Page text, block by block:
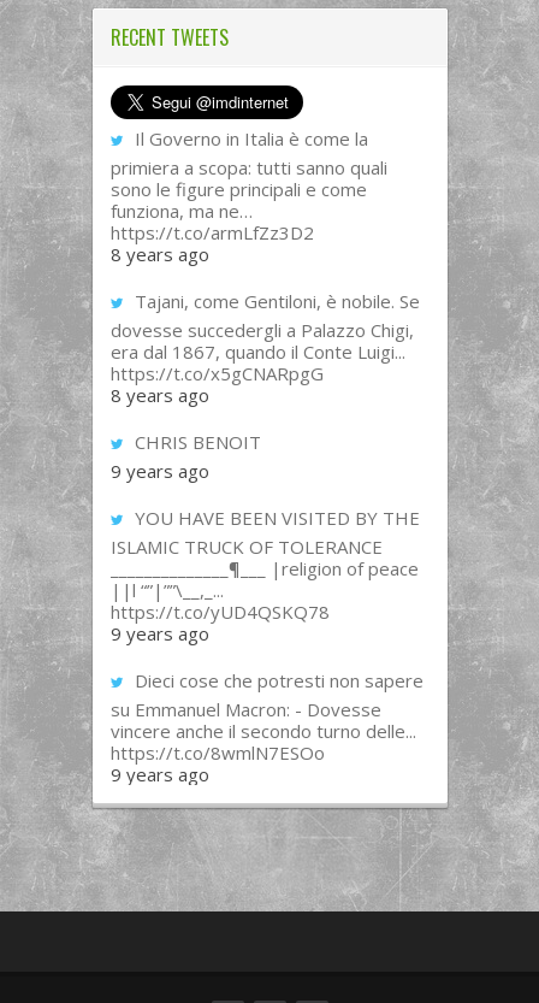
RECENT TWEETS
Il Governo in Italia è come la
primiera a scopa: tutti sanno quali
sono le figure principali e come
funziona, ma ne…
https://t.co/armLfZz3D2
8 years ago
Tajani, come Gentiloni, è nobile. Se
dovesse succedergli a Palazzo Chigi,
era dal 1867, quando il Conte Luigi...
https://t.co/x5gCNARpgG
8 years ago
CHRIS BENOIT
9 years ago
YOU HAVE BEEN VISITED BY THE
ISLAMIC TRUCK OF TOLERANCE
______________¶___ |religion of peace
||l “”|””\__,_...
https://t.co/yUD4QSKQ78
9 years ago
Dieci cose che potresti non sapere
su Emmanuel Macron: - Dovesse
vincere anche il secondo turno delle...
https://t.co/8wmlN7ESOo
9 years ago